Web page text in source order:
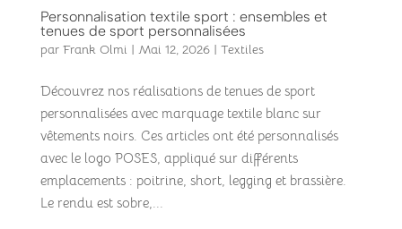
Personnalisation textile sport : ensembles et
tenues de sport personnalisées
par Frank Olmi | Mai 12, 2026| Textiles
Découvrez nos réalisations de tenues de sport
personnalisées avec marquage textile blanc sur
vêtements noirs. Ces articles ont été personnalisés
avec le logo POSES, appliqué sur différents
emplacements : poitrine, short, legging et brassière.
Le rendu est sobre,...